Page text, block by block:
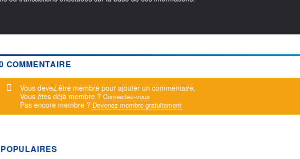
COMMENTAIRE
Message d'alerte
Vous devez être membre pour ajouter un commentaire.
Vous êtes déjà membre ? Connectez-vous
Pas encore membre ? Devenez membre gratuitement